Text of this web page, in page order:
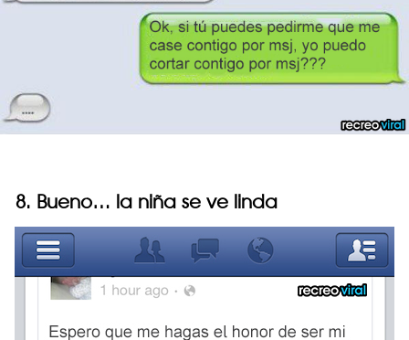
8. Bueno… la niña se ve linda